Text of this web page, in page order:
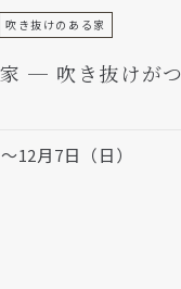
吹き抜けのある家
─ 吹き抜けがつ
12月7日（日）